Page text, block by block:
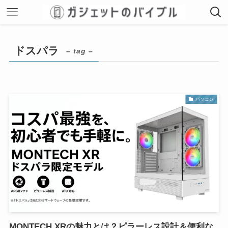
ドスパラ – tag –
パソコン